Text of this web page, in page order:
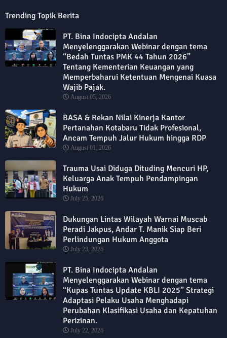
Trending Topik Berita
PT. Bina Indocipta Andalan
Menyelenggarakan Webinar dengan tema
“Bedah Tuntas PMK 44 Tahun 2026”
Tentang Kementerian Keuangan yang
Memperbaharui Ketentuan Mengenai Kuasa
Wajib Pajak.
August 05, 2026
BASA & Rekan Nilai Kinerja Kantor
Pertanahan Kotabaru Tidak Profesional,
Ancam Tempuh Jalur Hukum hingga RDP
August 01, 2026
Trauma Usai Diduga Dituding Mencuri HP,
Keluarga Anak Tempuh Pendampingan
Hukum
July 25, 2026
Dukungan Lintas Wilayah Warnai Muscab
Peradi Jakpus, Andar T. Manik Siap Beri
Perlindungan Hukum Anggota
July 23, 2026
PT. Bina Indocipta Andalan
Menyelenggarakan Webinar dengan tema
“Kupas Tuntas Update KBLI 2025” Strategi
Adaptasi Pelaku Usaha Menghadapi
Perubahan Klasifikasi Usaha dan Kepatuhan
Perizinan.
July 22, 2026